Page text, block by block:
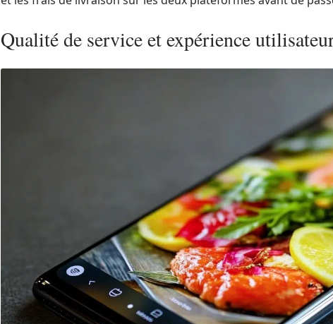
Qualité de service et expérience